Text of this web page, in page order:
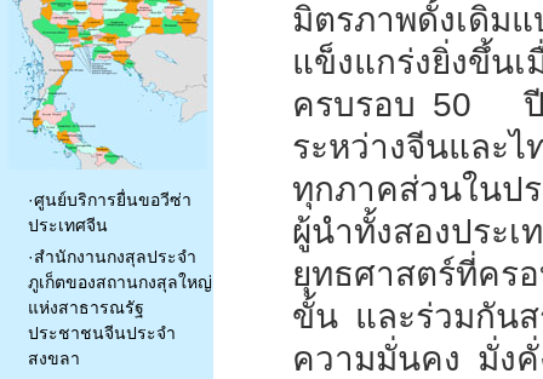
·ศูนย์บริการยื่นขอวีซ่า
ประเทศจีน
·สำนักงานกงสุลประจำ
ภูเก็ตของสถานกงสุลใหญ่
แห่งสาธารณรัฐ
ประชาชนจีนประจำ
สงขลา
มิตรภาพดั้งเดิม
แข็งแกร่งยิ่งขึ้น
ครบรอบ 50 ปี
ระหว่างจีนและ
ทุกภาคส่วนในป
ผู้นำทั้งสองประเ
ยุทธศาสตร์ที่คร
ขั้น และร่วมกัน
ความมั่นคง มั่ง